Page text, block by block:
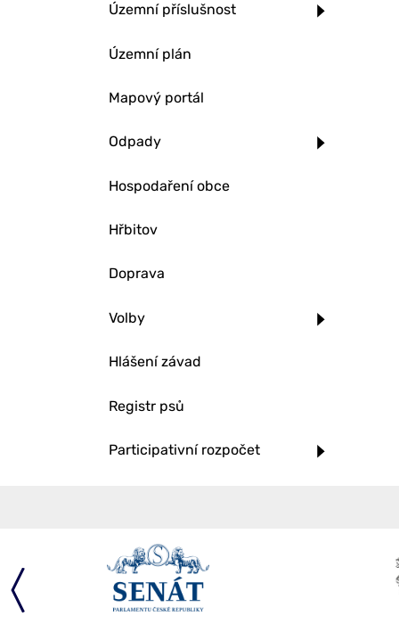
Územní příslušnost
Územní plán
Mapový portál
Odpady
Hospodaření obce
Hřbitov
Doprava
Volby
Hlášení závad
Registr psů
Participativní rozpočet